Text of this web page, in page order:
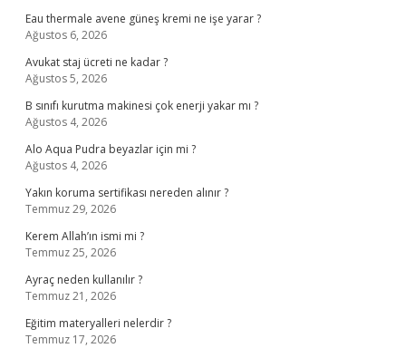
Eau thermale avene güneş kremi ne işe yarar ?
Ağustos 6, 2026
Avukat staj ücreti ne kadar ?
Ağustos 5, 2026
B sınıfı kurutma makinesi çok enerji yakar mı ?
Ağustos 4, 2026
Alo Aqua Pudra beyazlar için mi ?
Ağustos 4, 2026
Yakın koruma sertifikası nereden alınır ?
Temmuz 29, 2026
Kerem Allah’ın ismi mi ?
Temmuz 25, 2026
Ayraç neden kullanılır ?
Temmuz 21, 2026
Eğitim materyalleri nelerdir ?
Temmuz 17, 2026